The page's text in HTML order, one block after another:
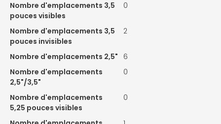
Nombre d'emplacements 3,5
pouces visibles
0
Nombre d'emplacements 3,5
pouces invisibles
2
Nombre d'emplacements 2,5"
6
Nombre d'emplacements
2,5"/3,5"
0
Nombre d'emplacements
5,25 pouces visibles
0